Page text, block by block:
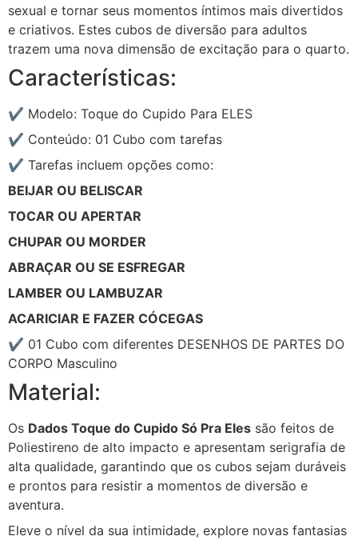
sexual e tornar seus momentos íntimos mais divertidos
e criativos. Estes cubos de diversão para adultos
trazem uma nova dimensão de excitação para o quarto.
Características:
✔ Modelo: Toque do Cupido Para ELES
✔ Conteúdo: 01 Cubo com tarefas
✔ Tarefas incluem opções como:
BEIJAR OU BELISCAR
TOCAR OU APERTAR
CHUPAR OU MORDER
ABRAÇAR OU SE ESFREGAR
LAMBER OU LAMBUZAR
ACARICIAR E FAZER CÓCEGAS
✔ 01 Cubo com diferentes DESENHOS DE PARTES DO
CORPO Masculino
Material:
Os Dados Toque do Cupido Só Pra Eles são feitos de
Poliestireno de alto impacto e apresentam serigrafia de
alta qualidade, garantindo que os cubos sejam duráveis
e prontos para resistir a momentos de diversão e
aventura.
Eleve o nível da sua intimidade, explore novas fantasias